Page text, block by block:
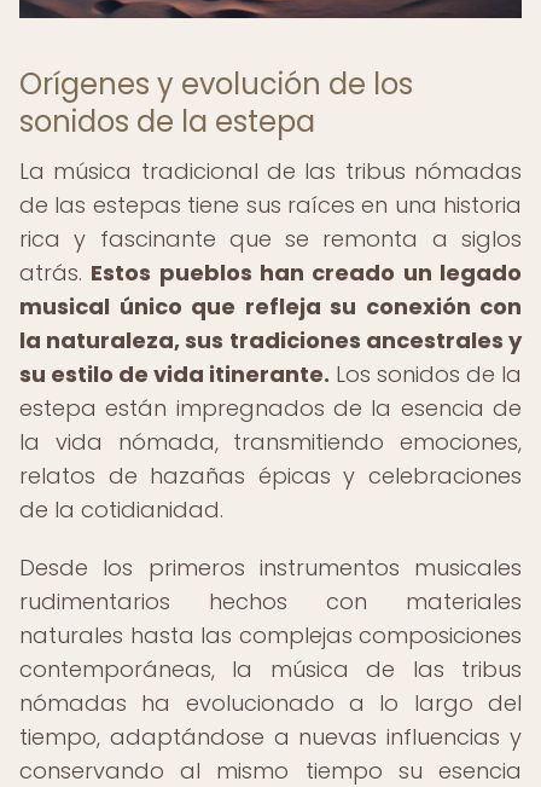
Orígenes y evolución de los
sonidos de la estepa
La música tradicional de las tribus nómadas
de las estepas tiene sus raíces en una historia
rica y fascinante que se remonta a siglos
atrás. Estos pueblos han creado un legado
musical único que refleja su conexión con
la naturaleza, sus tradiciones ancestrales y
su estilo de vida itinerante. Los sonidos de la
estepa están impregnados de la esencia de
la vida nómada, transmitiendo emociones,
relatos de hazañas épicas y celebraciones
de la cotidianidad.
Desde los primeros instrumentos musicales
rudimentarios hechos con materiales
naturales hasta las complejas composiciones
contemporáneas, la música de las tribus
nómadas ha evolucionado a lo largo del
tiempo, adaptándose a nuevas influencias y
conservando al mismo tiempo su esencia